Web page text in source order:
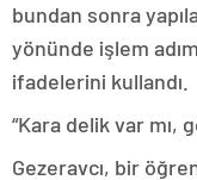
bundan sonra
yönünde işlem
ifadelerini kullandı.
“Kara delik var mı,
Gezeravcı, bir